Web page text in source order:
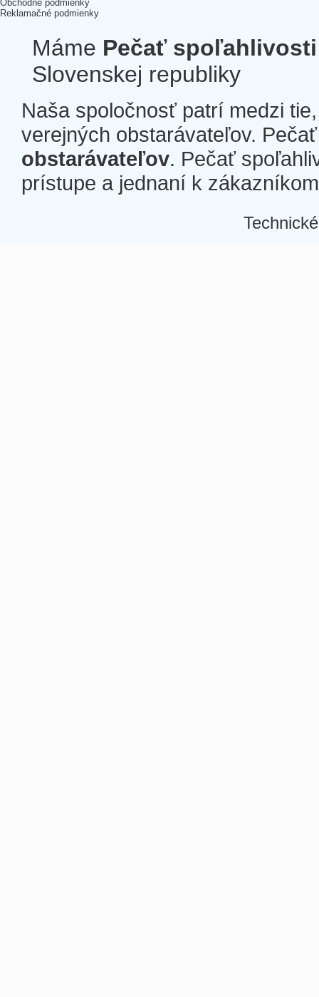
Obchodné podmienky
Reklamačné podmienky
Máme Pečať spoľahlivosti
Slovenskej republiky
Naša spoločnosť patrí medzi
verejných obstarávateľov.
obstarávateľov. Pečať
prístupe a jednaní k